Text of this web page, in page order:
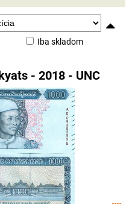
Iba skladom
- 2018 - UNC